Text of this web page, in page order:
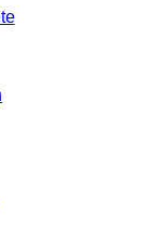
och